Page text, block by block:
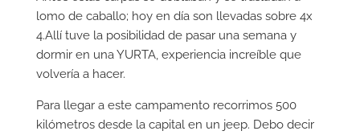
lomo de caballo; hoy en día son llevadas sobre 4x
4.Allí tuve la posibilidad de pasar una semana y
dormir en una YURTA, experiencia increíble que
volvería a hacer.
Para llegar a este campamento recorrimos 500
kilómetros desde la capital en un jeep. Debo decir